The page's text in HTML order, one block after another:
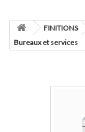
FINITIONS
Bureaux et services